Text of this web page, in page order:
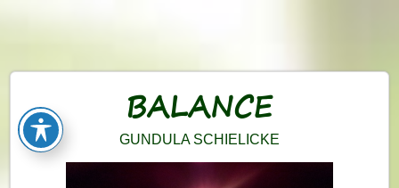
BALANCE
GUNDULA SCHIELICKE